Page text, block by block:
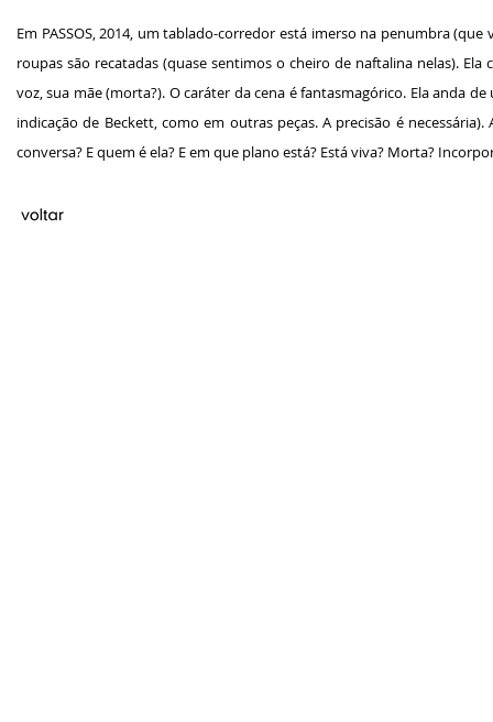
Em PASSOS, 2014, um tablado-corredor está imerso na penumbra
roupas são recatadas (quase sentimos o cheiro de naftalina nelas).
voz, sua mãe (morta?). O caráter da cena é fantasmagórico. Ela anda
indicação de Beckett, como em outras peças. A precisão é
conversa? E quem é ela? E em que plano está? Está viva? Morta?